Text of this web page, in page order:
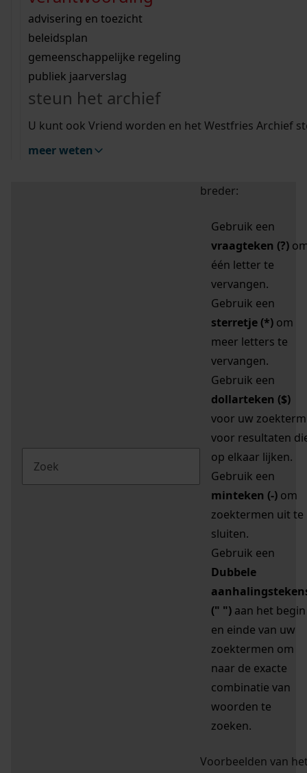
bouwvergunningen
omgevingsvergunningen
vergunningen
beeld en geluid
uitleg nodig?
Wij helpen u op weg met een aantal zoektips.
bekijk alle zoektips
Wij helpen u op weg met een aantal zoektips.
bekijk alle zoektips
bekijk ons geschiedenislokaal
advisering en toezicht
beleidsplan
gemeenschappelijke regeling
publiek jaarverslag
steun het archief
U kunt ook Vriend worden en het Westfries Archief
meer weten
zoektips
Mijn Studiezaal (inloggen)
uw zoekopdracht te
breder:
Gebruik een
vraagteken (?)
één letter te
vervangen.
Gebruik een
sterretje (*) om
meer letters te
vervangen.
Gebruik een
dollarteken ($)
voor uw zoekterm
voor resultaten
op elkaar lijken.
Gebruik een
minteken (-) om
zoektermen uit te
sluiten.
Gebruik een
Dubbele
(" ") aan het begin
en einde van uw
zoektermen om
naar de exacte
combinatie van
woorden te
zoeken.
Voorbeelden van